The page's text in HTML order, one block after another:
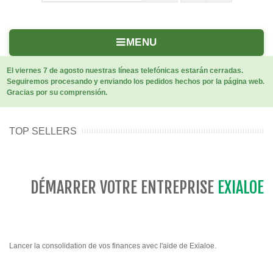
MENU
El viernes 7 de agosto nuestras líneas telefónicas estarán cerradas.
Seguiremos procesando y enviando los pedidos hechos por la página web.
Gracias por su comprensión.
TOP SELLERS
DÉMARRER VOTRE ENTREPRISE EXIALOE
Lancer la consolidation de vos finances avec l'aide de Exialoe.